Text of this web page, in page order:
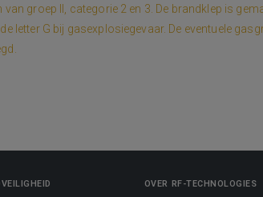
groep II, categorie 2 en 3. De brandklep is
letter G bij gasexplosiegevaar. De eventuele
OVER RF-TECHNOLOGIES